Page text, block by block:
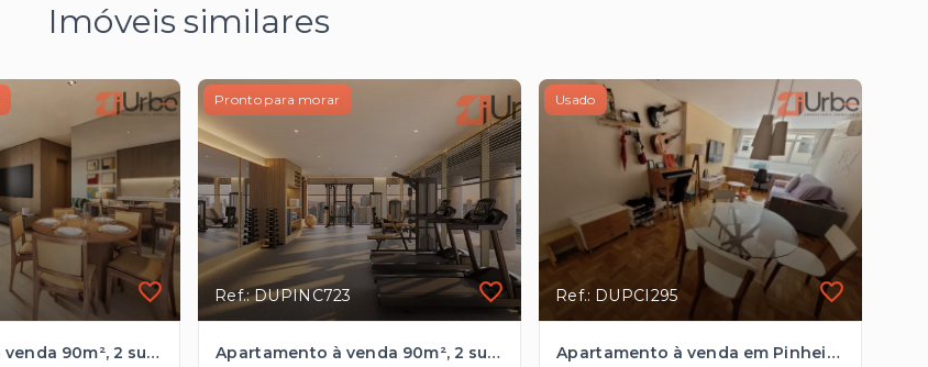
Imóveis similares
Apartamento à venda 90m², 2 suítes em Pinheiros
Pronto para morar
Ref.: DUPINC723
Apartamento à venda 90m², 2 suítes em Pinheiros
Usado
Ref.: DUPCI295
Apartamento à venda em Pinheiros com 80m², 1 vaga próximo à estação de Metrô Fradique Coutinho